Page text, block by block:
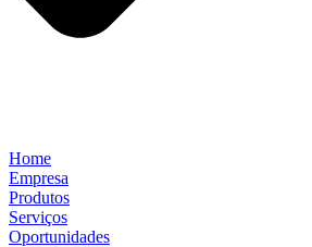
Home
Empresa
Produtos
Serviços
Oportunidades